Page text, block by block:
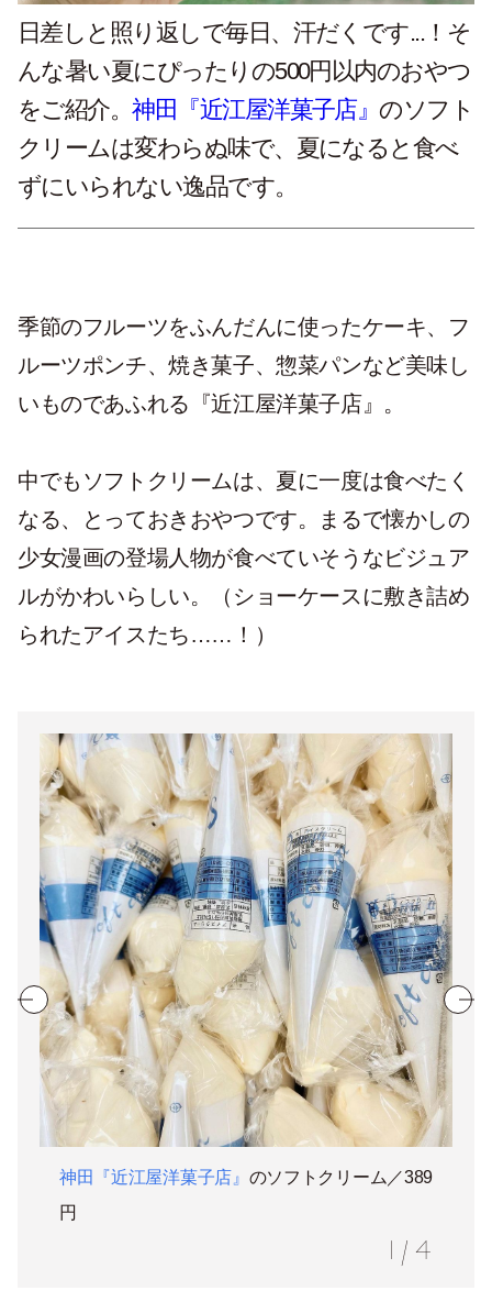
日差しと照り返しで毎日、汗だくです...！そ
んな暑い夏にぴったりの500円以内のおやつ
をご紹介。神田『近江屋洋菓子店』のソフト
クリームは変わらぬ味で、夏になると食べ
ずにいられない逸品です。
季節のフルーツをふんだんに使ったケーキ、フ
ルーツポンチ、焼き菓子、惣菜パンなど美味し
いものであふれる『近江屋洋菓子店』。
中でもソフトクリームは、夏に一度は食べたく
なる、とっておきおやつです。まるで懐かしの
少女漫画の登場人物が食べていそうなビジュア
ルがかわいらしい。（ショーケースに敷き詰め
られたアイスたち……！）
神田『近江屋洋菓子店』 のソフトクリーム／389
円
1 / 4